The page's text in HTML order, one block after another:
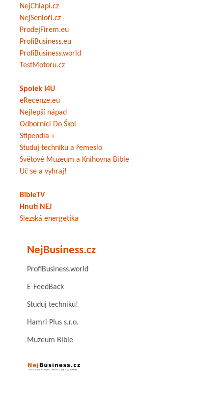
NejChlapi.cz
NejSenioři.cz
ProdejFirem.eu
ProfiBusiness.eu
ProfiBusiness.world
TestMotoru.cz
Spolek I4U
eRecenze.eu
Nejlepší nápad
Odborníci Do Škol
Stipendia +
Studuj techniku a řemeslo
Světové Muzeum a Knihovna Bible
Uč se a vyhraj!
BibleTV
Hnutí NEJ
Slezská energetika
NejBusiness.cz
ProfiBusiness.world
E-FeedBack
Studuj techniku!
Hamri Plus s.r.o.
Muzeum Bible